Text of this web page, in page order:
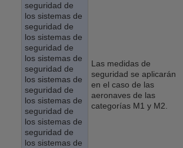
seguridad de
los sistemas de
seguridad de
los sistemas de
seguridad de
los sistemas de
seguridad de
los sistemas de
seguridad de
los sistemas de
seguridad de
los sistemas de
seguridad de
los sistemas de
Las medidas de
seguridad se aplicarán
en el caso de las
aeronaves de las
categorías M1 y M2.